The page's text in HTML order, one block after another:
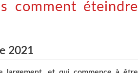
comment éteindre
2021